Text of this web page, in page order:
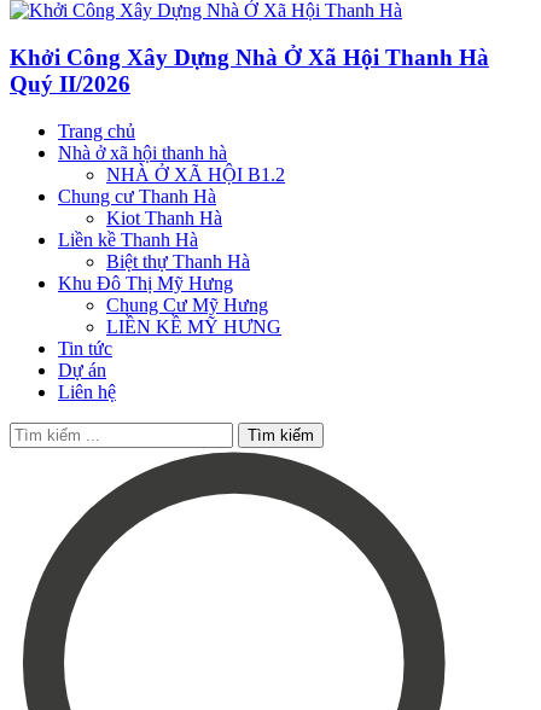
Khởi Công Xây Dựng Nhà Ở Xã Hội Thanh Hà
Quý II/2026
Trang chủ
Nhà ở xã hội thanh hà
NHÀ Ở XÃ HỘI B1.2
Chung cư Thanh Hà
Kiot Thanh Hà
Liền kề Thanh Hà
Biệt thự Thanh Hà
Khu Đô Thị Mỹ Hưng
Chung Cư Mỹ Hưng
LIỀN KỀ MỸ HƯNG
Tin tức
Dự án
Liên hệ